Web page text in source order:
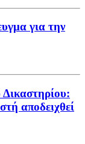
για την
αποδειχθεί